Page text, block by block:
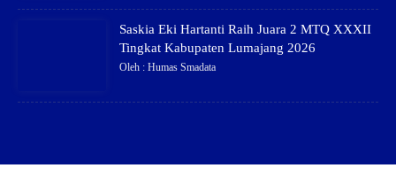
Saskia Eki Hartanti Raih Juara 2 MTQ XXXII
Tingkat Kabupaten Lumajang 2026
Oleh : Humas Smadata